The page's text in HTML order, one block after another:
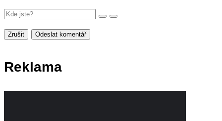
Zrušit Odeslat komentář
Reklama